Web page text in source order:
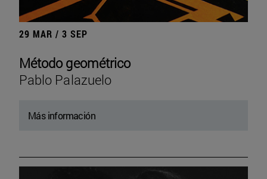
29 MAR / 3 SEP
Método geométrico
Pablo Palazuelo
Más información